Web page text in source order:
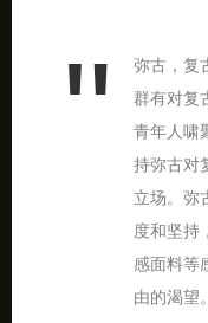
弥古，复
群有对复
青年人啸
持弥古对
立场。弥
度和坚持
感面料等
由的渴望。